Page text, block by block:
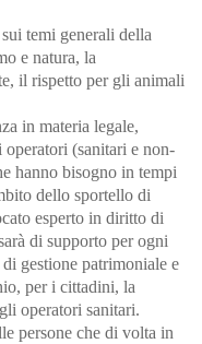
temi generali della
e natura, la
il rispetto per gli animali
in materia legale,
(sanitari e non-
hanno bisogno in tempi
dello sportello di
esperto in diritto di
di supporto per ogni
gestione patrimoniale e
per i cittadini, la
operatori sanitari.
persone che di volta in